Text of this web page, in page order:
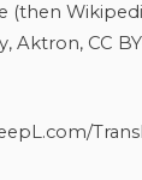
(then
Aktron, CC